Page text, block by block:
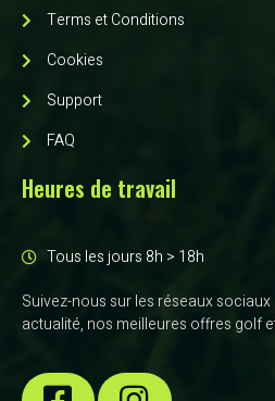
Terms et Conditions
Cookies
Support
FAQ
Heures de travail
Tous les jours 8h > 18h
Suivez-nous sur les réseaux
actualité, nos meilleures offres golf